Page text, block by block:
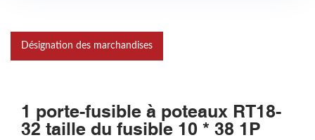
Désignation des marchandises
1 porte-fusible à poteaux RT18-
32 taille du fusible 10 * 38 1P